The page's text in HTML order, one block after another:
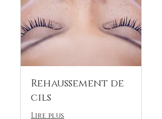
Rehaussement de
cils
Lire plus